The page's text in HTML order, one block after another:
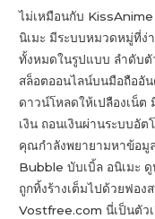
ไม่เหมือนกับ
นิเมะ มีระบบหมวดหมู่ที่ง่
ทั้งหมดในรูปแบบ ลำดับตั
สล็อตออนไลน์บนมือถืออั
ดาวน์โหลดให้เปลืองเน็ต
เงิน ถอนเงินผ่านระบบอั
คุณกำลังพยายามหาข้อมู
Bubble บับเบิ้ล อนิเมะ ดู
ถูกทิ้งร้างเต็มไปด้วยฟอ
Vostfree.com นี่เป็นตัวเ